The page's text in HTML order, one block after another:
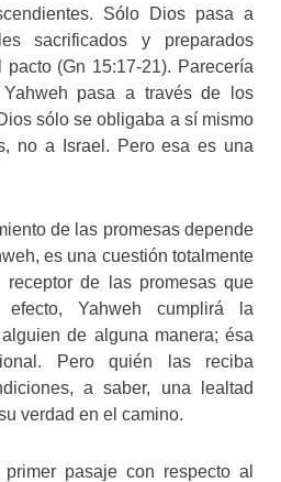
Sólo Dios pasa a
sacrificados y preparados
(Gn 15:17-21). Parecería
pasa a través de los
sólo se obligaba a sí mismo
no a Israel. Pero esa es una
de las promesas depende
es una cuestión totalmente
receptor de las promesas que
Yahweh cumplirá la
de alguna manera; ésa
Pero quién las reciba
a saber, una lealtad
verdad en el camino.
pasaje con respecto al